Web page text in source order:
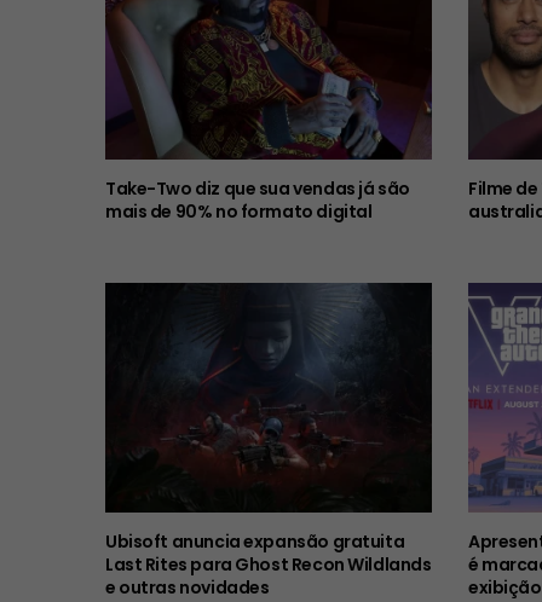
Take-Two diz que sua vendas já são
mais de 90% no formato digital
Filme
Ubisoft anuncia expansão gratuita
Last Rites para Ghost Recon Wildlands
e outras novidades
é